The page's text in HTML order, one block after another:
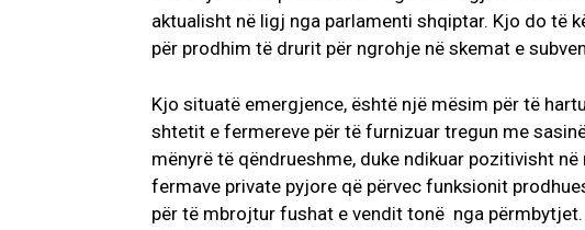
aktualisht në ligj nga parlamenti shqiptar. Kjo do të
për prodhim të drurit për ngrohje në skemat e
Kjo situatë emergjence, është një mësim për të
shtetit e fermereve për të furnizuar tregun me
mënyrë të qëndrueshme, duke ndikuar pozitivisht
fermave private pyjore që përvec funksionit
për të mbrojtur fushat e vendit tonë nga përmbytjet.